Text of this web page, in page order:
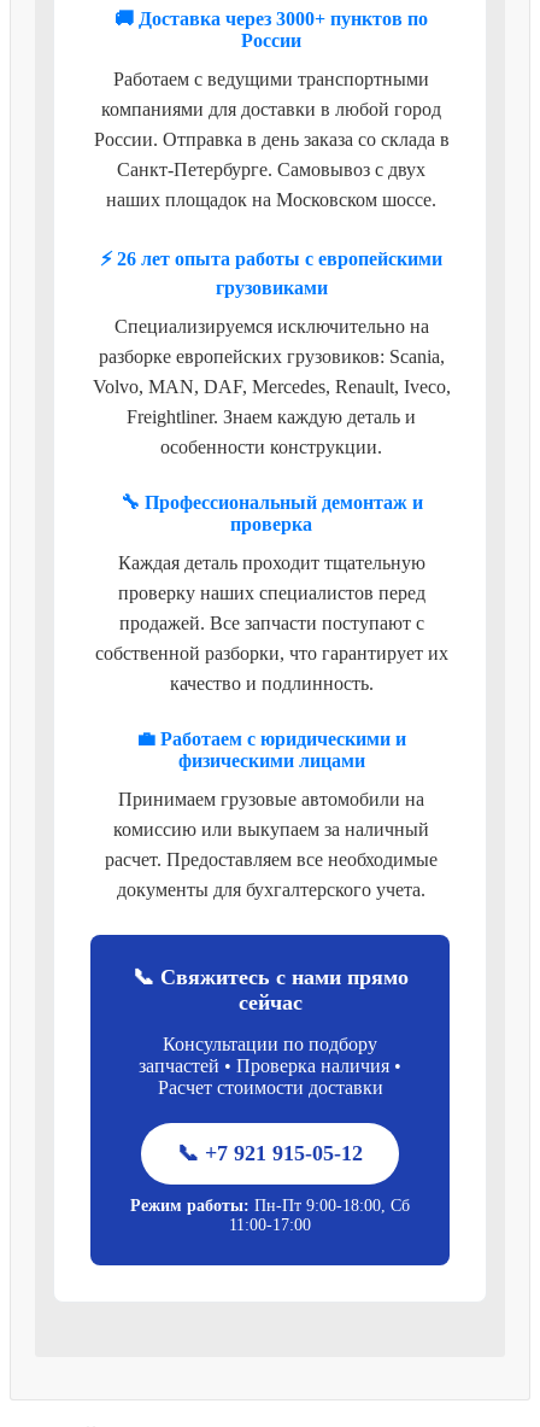
🚚 Доставка через 3000+ пунктов по
России
Работаем с ведущими транспортными
компаниями для доставки в любой город
России. Отправка в день заказа со склада в
Санкт-Петербурге. Самовывоз с двух
наших площадок на Московском шоссе.
⚡ 26 лет опыта работы с европейскими
грузовиками
Специализируемся исключительно на
разборке европейских грузовиков: Scania,
Volvo, MAN, DAF, Mercedes, Renault, Iveco,
Freightliner. Знаем каждую деталь и
особенности конструкции.
🔧 Профессиональный демонтаж и
проверка
Каждая деталь проходит тщательную
проверку наших специалистов перед
продажей. Все запчасти поступают с
собственной разборки, что гарантирует их
качество и подлинность.
💼 Работаем с юридическими и
физическими лицами
Принимаем грузовые автомобили на
комиссию или выкупаем за наличный
расчет. Предоставляем все необходимые
документы для бухгалтерского учета.
📞 Свяжитесь с нами прямо
сейчас
Консультации по подбору
запчастей • Проверка наличия •
Расчет стоимости доставки
📞 +7 921 915-05-12
Режим работы: Пн-Пт 9:00-18:00, Сб
11:00-17:00